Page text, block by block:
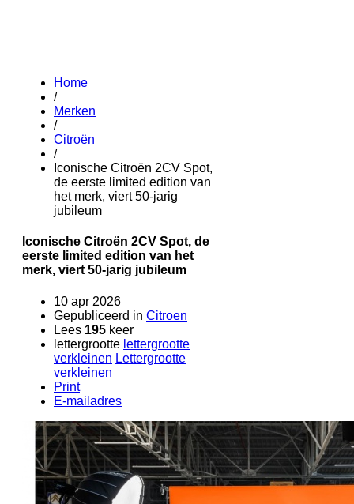
Home
/
Merken
/
Citroën
/
Iconische Citroën 2CV Spot,
de eerste limited edition van
het merk, viert 50-jarig
jubileum
Iconische Citroën 2CV Spot, de
eerste limited edition van het
merk, viert 50-jarig jubileum
10 apr 2026
Gepubliceerd in Citroen
Lees 195 keer
lettergrootte lettergrootte
verkleinen Lettergrootte
verkleinen
Print
E-mailadres